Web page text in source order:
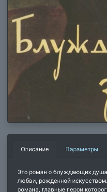
Описание Параметры
Это роман о блуждающих
любви, рожденной
романа, главные герои